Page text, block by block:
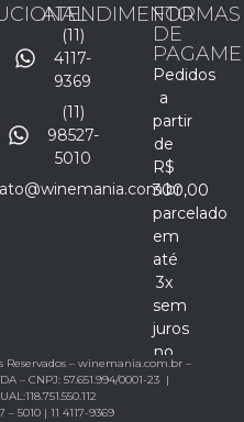
ATENDIMENTO
(11)
4117-
9369
(11)
98527-
5010
FORMAS
DE
Pedidos
a
partir
de
R$
300,00
parcelado
em
até
3x
sem
juros
no
cartão
– winemania.com.br –
– CNPJ: 57.651.994/0001-23 |
– 5010 | 11 4117-9369